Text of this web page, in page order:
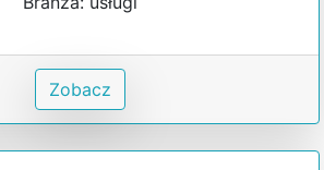
Zobacz